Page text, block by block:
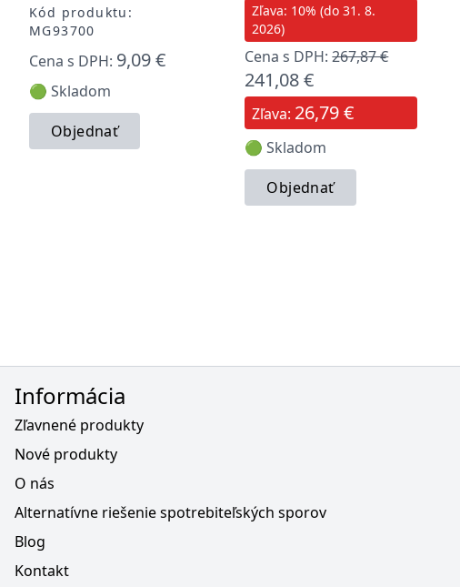
Kód produktu:
MG93700
Cena s DPH: 9,09 €
🟢 Skladom
Objednať
Zľava: 10% (do 31. 8.
2026)
Cena s DPH:267,87 €
241,08 €
Zľava: 26,79 €
🟢 Skladom
Objednať
Informácia
Zľavnené produkty
Nové produkty
O nás
Alternatívne riešenie spotrebiteľských sporov
Blog
Kontakt